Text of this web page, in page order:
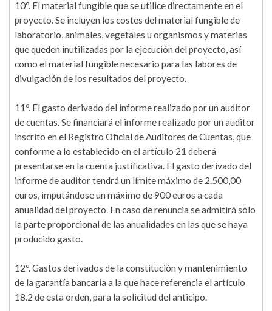
10º. El material fungible que se utilice directamente en el
proyecto. Se incluyen los costes del material fungible de
laboratorio, animales, vegetales u organismos y materias
que queden inutilizadas por la ejecución del proyecto, así
como el material fungible necesario para las labores de
divulgación de los resultados del proyecto.
11º. El gasto derivado del informe realizado por un auditor
de cuentas. Se financiará el informe realizado por un auditor
inscrito en el Registro Oficial de Auditores de Cuentas, que
conforme a lo establecido en el artículo 21 deberá
presentarse en la cuenta justificativa. El gasto derivado del
informe de auditor tendrá un límite máximo de 2.500,00
euros, imputándose un máximo de 900 euros a cada
anualidad del proyecto. En caso de renuncia se admitirá sólo
la parte proporcional de las anualidades en las que se haya
producido gasto.
12º. Gastos derivados de la constitución y mantenimiento
de la garantía bancaria a la que hace referencia el artículo
18.2 de esta orden, para la solicitud del anticipo.